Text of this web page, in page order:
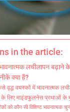
in the article:
भावनात्मक लचीलापन बढ़ाने
क्या हैं?
वृद्ध वयस्कों में भावनात्मक
के लिए माइंडफुलनेस प्रथाओं के
को कौन सी विशिष्ट भावनात्मक